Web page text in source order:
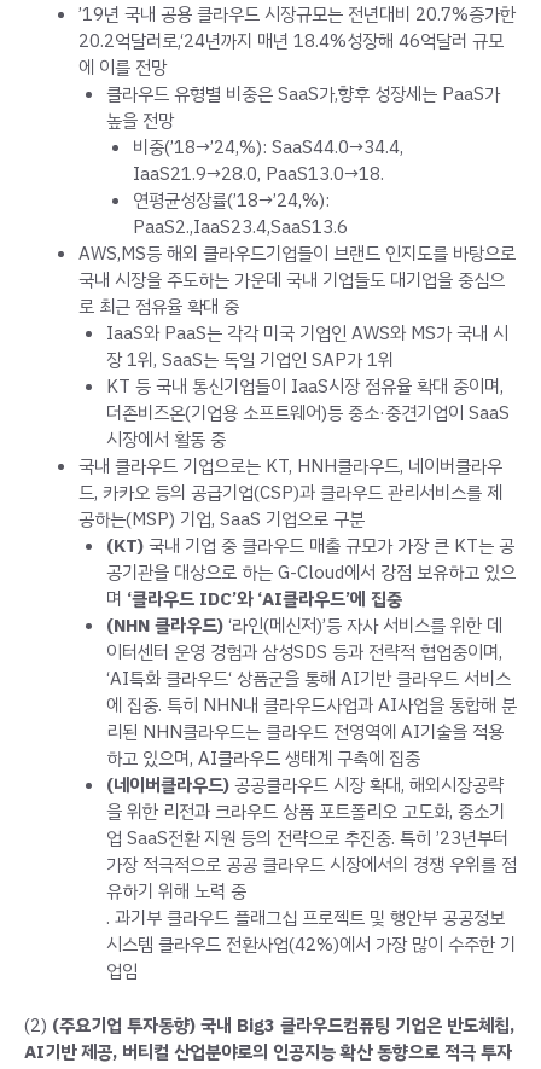
’19년 국내 공용 클라우드 시장규모는 전년대비 20.7%증가한
20.2억달러로,‘24년까지 매년 18.4%성장해 46억달러 규모
에 이를 전망
클라우드 유형별 비중은 SaaS가,향후 성장세는 PaaS가
높을 전망
비중(’18→’24,%): SaaS44.0→34.4,
IaaS21.9→28.0, PaaS13.0→18.
연평균성장률(’18→’24,%):
PaaS2.,IaaS23.4,SaaS13.6
AWS,MS등 해외 클라우드기업들이 브랜드 인지도를 바탕으로
국내 시장을 주도하는 가운데 국내 기업들도 대기업을 중심으
로 최근 점유율 확대 중
IaaS와 PaaS는 각각 미국 기업인 AWS와 MS가 국내 시
장 1위, SaaS는 독일 기업인 SAP가 1위
KT 등 국내 통신기업들이 IaaS시장 점유율 확대 중이며,
더존비즈온(기업용 소프트웨어)등 중소·중견기업이 SaaS
시장에서 활동 중
국내 클라우드 기업으로는 KT, HNH클라우드, 네이버클라우
드, 카카오 등의 공급기업(CSP)과 클라우드 관리서비스를 제
공하는(MSP) 기업, SaaS 기업으로 구분
(KT)국내 기업 중 클라우드 매출 규모가 가장 큰 KT는 공
공기관을 대상으로 하는 G-Cloud에서 강점 보유하고 있으
며 ‘클라우드 IDC’와 ‘AI클라우드’에 집중
(NHN 클라우드)‘라인(메신저)’등 자사 서비스를 위한 데
이터센터 운영 경험과 삼성SDS 등과 전략적 협업중이며,
‘AI특화 클라우드‘ 상품군을 통해 AI기반 클라우드 서비스
에 집중. 특히 NHN내 클라우드사업과 AI사업을 통합해 분
리된 NHN클라우드는 클라우드 전영역에 AI기술을 적용
하고 있으며, AI클라우드 생태계 구축에 집중
(네이버클라우드)공공클라우드 시장 확대, 해외시장공략
을 위한 리전과 크라우드 상품 포트폴리오 고도화, 중소기
업 SaaS전환 지원 등의 전략으로 추진중. 특히 ’23년부터
가장 적극적으로 공공 클라우드 시장에서의 경쟁 우위를 점
유하기 위해 노력 중
. 과기부 클라우드 플래그십 프로젝트 및 행안부 공공정보
시스템 클라우드 전환사업(42%)에서 가장 많이 수주한 기
업임
(2) (주요기업 투자동향) 국내 Big3 클라우드컴퓨팅 기업은 반도체칩,
AI기반 제공, 버티컬 산업분야로의 인공지능 확산 동향으로 적극 투자